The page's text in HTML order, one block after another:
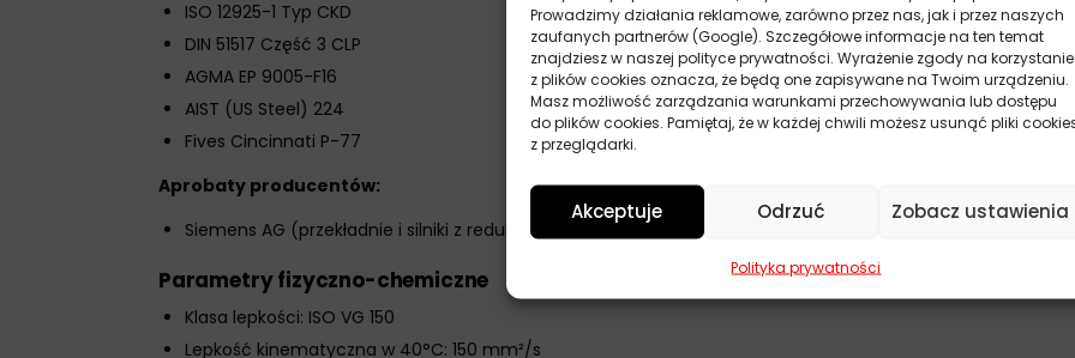
Prowadzimy działania reklamowe, zarówno przez nas, jak i przez naszych
zaufanych partnerów (Google). Szczegółowe informacje na ten temat
znajdziesz w naszej polityce prywatności. Wyrażenie zgody na korzystanie
z plików cookies oznacza, że będą one zapisywane na Twoim urządzeniu.
Masz możliwość zarządzania warunkami przechowywania lub dostępu
do plików cookies. Pamiętaj, że w każdej chwili możesz usunąć pliki
z przeglądarki.
Akceptuje Odrzuć Zobacz ustawienia
Polityka prywatności
ISO 12925-1 Typ CKD
DIN 51517 Część 3 CLP
AGMA EP 9005-F16
AIST (US Steel) 224
Fives Cincinnati P-77
Aprobaty producentów:
Siemens AG (przekładnie i silniki z reduktorem Flender)
Parametry fizyczno-chemiczne
Klasa lepkości: ISO VG 150
Lepkość kinematyczna w 40°C: 150 mm²/s